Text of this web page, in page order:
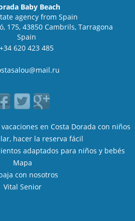
Baby Beach
agency from Spain
175, 43850 Cambrils, Tarragona
Spain
+34 620 423 485
en Costa Dorada con niños
hacer la reserva fácil
adaptados para niños y bebés
Mapa
con nosotros
Vital Senior